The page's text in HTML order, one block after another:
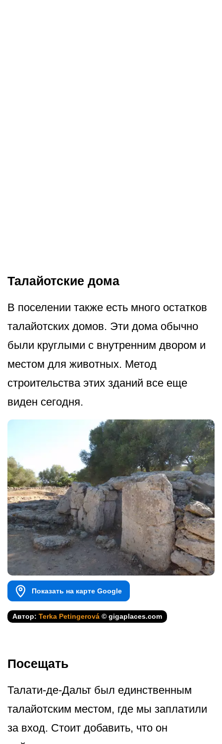
Талайотские дома
В поселении также есть много остатков
талайотских домов. Эти дома обычно
были круглыми с внутренним двором и
местом для животных. Метод
строительства этих зданий все еще
виден сегодня.
Показать на карте Google
Автор: Terka Petingerová © gigaplaces.com
Посещать
Талати-де-Дальт был единственным
талайотским местом, где мы заплатили
за вход. Стоит добавить, что он